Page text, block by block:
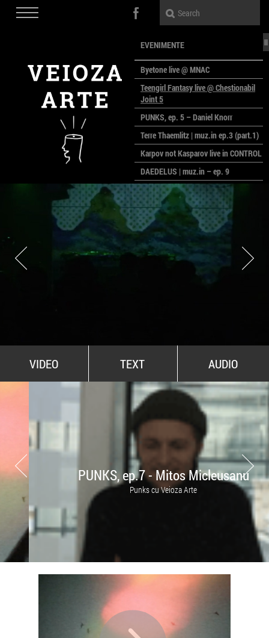
EVENIMENTE
Byetone live @ MNAC
Teengirl Fantasy live @ Chestionabil
Joint 5
PUNKS, ep. 5 – Daniel Knorr
Terre Thaemlitz | muz.in ep.3 (part.1)
Karpov not Kasparov live in CONTROL
DAEDELUS | muz.in – ep. 9
LALELE, LALELE – prima premieră a
anului la MACAZ
CinePOLSKA – filme poloneze la
București
PEOPLE OF ROMANIA se lansează la
galeria Simeza
All Stars For Outernational
VIDEO TEXT AUDIO
PUNKS, ep.7 - Mitos Micleusanu
Punks cu Veioza Arte